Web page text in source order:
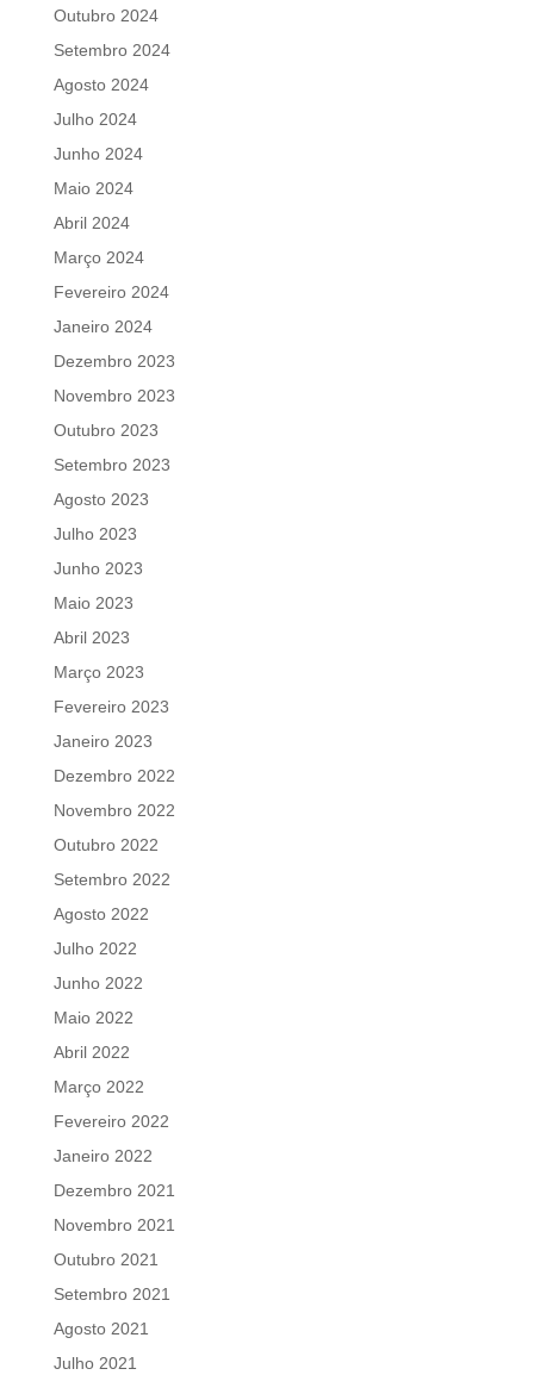
Outubro 2024
Setembro 2024
Agosto 2024
Julho 2024
Junho 2024
Maio 2024
Abril 2024
Março 2024
Fevereiro 2024
Janeiro 2024
Dezembro 2023
Novembro 2023
Outubro 2023
Setembro 2023
Agosto 2023
Julho 2023
Junho 2023
Maio 2023
Abril 2023
Março 2023
Fevereiro 2023
Janeiro 2023
Dezembro 2022
Novembro 2022
Outubro 2022
Setembro 2022
Agosto 2022
Julho 2022
Junho 2022
Maio 2022
Abril 2022
Março 2022
Fevereiro 2022
Janeiro 2022
Dezembro 2021
Novembro 2021
Outubro 2021
Setembro 2021
Agosto 2021
Julho 2021